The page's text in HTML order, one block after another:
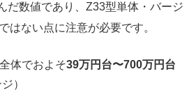
だ数値であり、Z33型単体・バージ
はない点に注意が必要です。
体でおよそ39万円台〜700万円台
）